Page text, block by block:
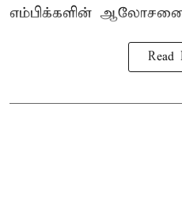
எம்பிக்களின்
Read